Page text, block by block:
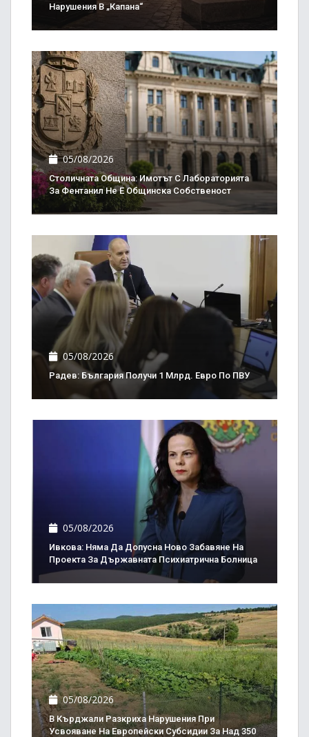
Нарушения В „Капана“
05/08/2026
Столичната Община: Имотът С Лабораторията
За Фентанил Не Е Общинска Собственост
05/08/2026
Радев: България Получи 1 Млрд. Евро По ПВУ
05/08/2026
Ивкова: Няма Да Допусна Ново Забавяне На
Проекта За Държавната Психиатрична Болница
05/08/2026
В Кърджали Разкриха Нарушения При
Усвояване На Европейски Субсидии За Над 350